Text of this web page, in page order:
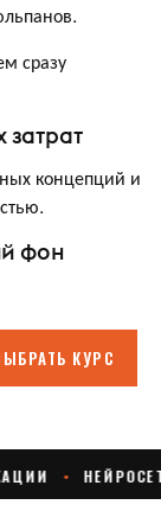
сразу
затрат
концепций и
фон